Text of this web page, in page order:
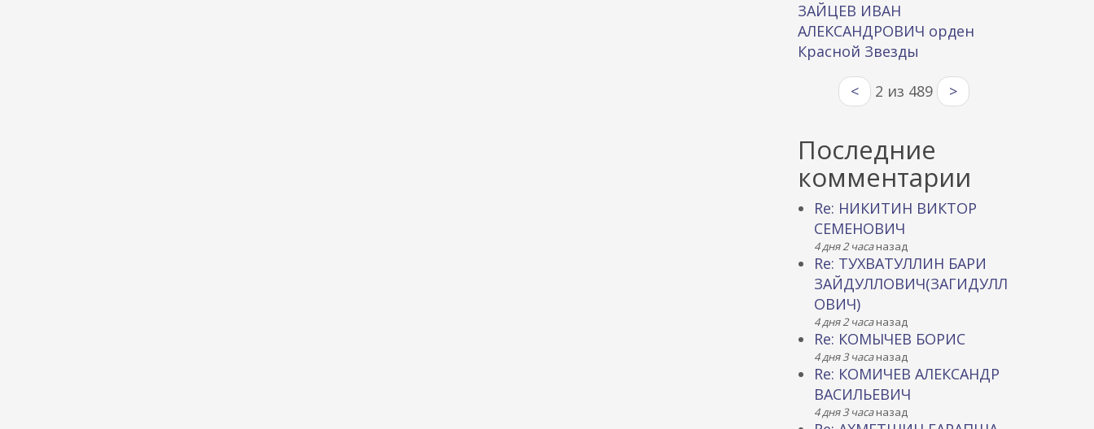
ЗАЙЦЕВ ИВАН
АЛЕКСАНДРОВИЧ орден
Красной Звезды
< 2 из 489 >
Последние
комментарии
Re: НИКИТИН ВИКТОР
СЕМЕНОВИЧ
4 дня 2 часаназад
Re: ТУХВАТУЛЛИН БАРИ
ЗАЙДУЛЛОВИЧ(ЗАГИДУЛЛ
ОВИЧ)
4 дня 2 часаназад
Re: КОМЫЧЕВ БОРИС
4 дня 3 часаназад
Re: КОМИЧЕВ АЛЕКСАНДР
ВАСИЛЬЕВИЧ
4 дня 3 часаназад